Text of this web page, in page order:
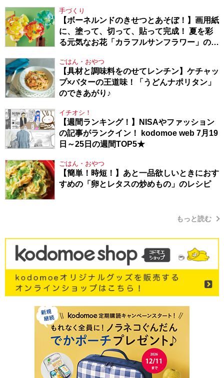
手づくり
【ボーネルンドのきせつとあそぼ！】画用紙
に、塗って、切って、貼って完成！ 夏を彩
る元気なお花「カラフルサンフラワー」の作
ごはん・おやつ
【具材と調味料をのせてレンチン】ケチャッ
プ×バターの王道味！「うどんナポリタン」
のできあがり♪
イチオシ！
【週間ランキング！】NISAやファッション
の記事がランクイン！ kodomoe web 7月19
日～25日の週間TOP5★
ごはん・おやつ
【簡単！時短！】あと一品欲しいときにおす
すめの「卵とレタスの炒めもの」のレシピ
もっと読む